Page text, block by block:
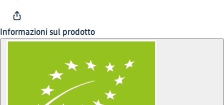
Informazioni sul prodotto